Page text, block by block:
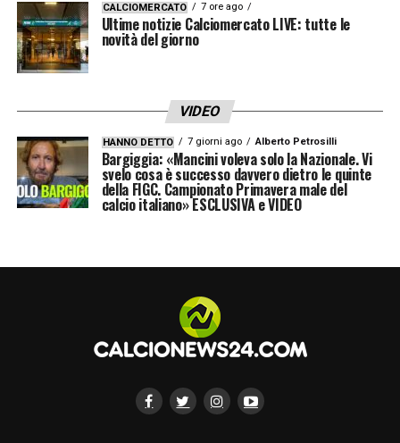
CALCIOMERCATO 7 ore ago
Ultime notizie Calciomercato LIVE: tutte le
novità del giorno
VIDEO
HANNO DETTO 7 giorni ago Alberto Petrosilli
Bargiggia: «Mancini voleva solo la Nazionale. Vi
svelo cosa è successo davvero dietro le quinte
della FIGC. Campionato Primavera male del
calcio italiano» ESCLUSIVA e VIDEO